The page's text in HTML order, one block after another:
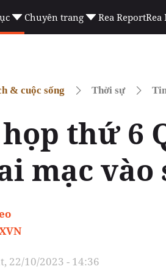
Chuyên trang Rea ReportRea
& cuộc sống Thời sự
thứ 6
mạc vào
22/10/2023 - 14:36